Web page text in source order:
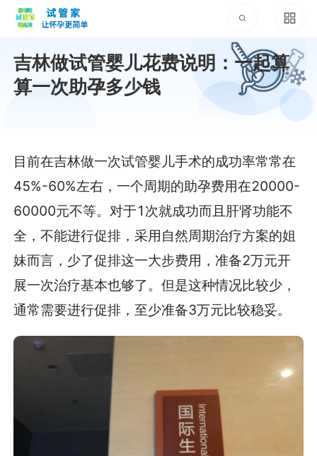
吉林做试管婴儿花费说明：一起算
算一次助孕多少钱
目前在吉林做一次试管婴儿手术的成功率常常在
45%-60%左右，一个周期的助孕费用在20000-
60000元不等。对于1次就成功而且肝肾功能不
全，不能进行促排，采用自然周期治疗方案的姐
妹而言，少了促排这一大步费用，准备2万元开
展一次治疗基本也够了。但是这种情况比较少，
通常需要进行促排，至少准备3万元比较稳妥。